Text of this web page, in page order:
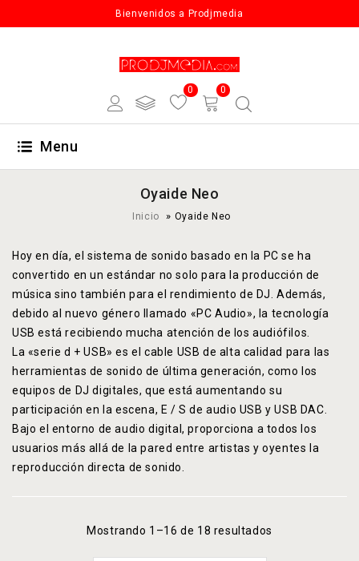
Bienvenidos a Prodjmedia
0 0
Menu
Oyaide Neo
Inicio » Oyaide Neo
Hoy en día, el sistema de sonido basado en la PC se ha
convertido en un estándar no solo para la producción de
música sino también para el rendimiento de DJ. Además,
debido al nuevo género llamado «PC Audio», la tecnología
USB está recibiendo mucha atención de los audiófilos.
La «serie d + USB» es el cable USB de alta calidad para las
herramientas de sonido de última generación, como los
equipos de DJ digitales, que está aumentando su
participación en la escena, E / S de audio USB y USB DAC.
Bajo el entorno de audio digital, proporciona a todos los
usuarios más allá de la pared entre artistas y oyentes la
reproducción directa de sonido.
Mostrando 1–16 de 18 resultados